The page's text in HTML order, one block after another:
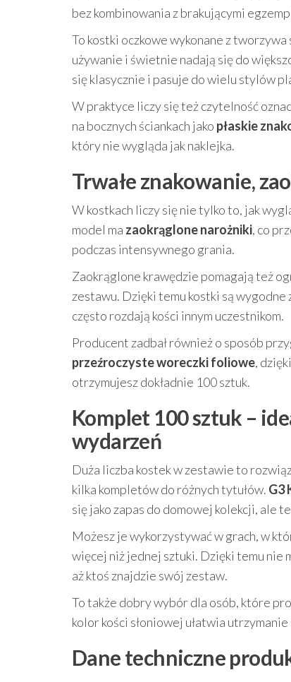
bez kombinowania z brakującymi
To kostki oczkowe wykonane z
używanie i świetnie nadają się do
się klasycznie i pasuje do wielu stylów
W praktyce liczy się też czytelność
na bocznych ściankach jako płaskie
który nie wygląda jak naklejka.
Trwałe znakowanie,
W kostkach liczy się nie tylko to, jak
model ma zaokrąglone narożniki, co
podczas intensywnego grania.
Zaokrąglone krawędzie pomagają też
zestawu. Dzięki temu kostki są
często rozdają kości innym uczestnikom.
Producent zadbał również o sposób
przeźroczyste woreczki foliowe,
otrzymujesz dokładnie 100 sztuk.
Komplet 100 sztuk –
wydarzeń
Duża liczba kostek w zestawie to
kilka kompletów do różnych tytułów. G3
się jako zapas do domowej kolekcji, ale
Możesz je wykorzystywać w grach, w
więcej niż jednej sztuki. Dzięki temu nie
aż ktoś znajdzie swój zestaw.
To także dobry wybór dla osób, które
kolor kości słoniowej ułatwia
Dane techniczne